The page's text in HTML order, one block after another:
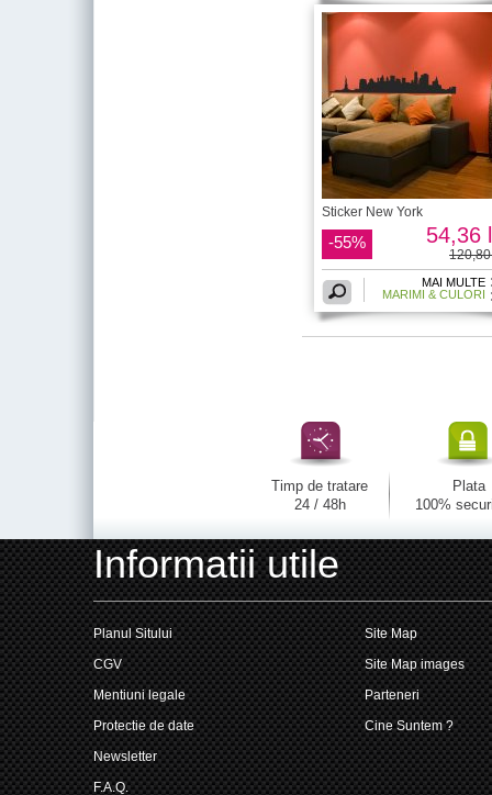
Sticker New York
-55% 54,36
MAI MULTE
MARIMI & CULORI
Timp de tratare
24 / 48h
Plata
100%
Informatii utile
Planul Sitului
CGV
Mentiuni legale
Protectie de date
Newsletter
F.A.Q.
Site Map
Site Map images
Parteneri
Cine Suntem ?